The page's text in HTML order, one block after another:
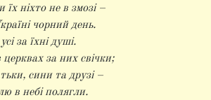
їх ніхто не в змозі –
чорний день.
за їхні душі.
за них свічки;
сини та друзі –
в небі полягли.